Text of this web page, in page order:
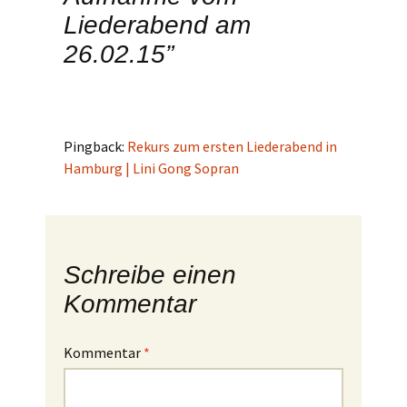
Liederabend am
26.02.15”
Pingback: Rekurs zum ersten Liederabend in
Hamburg | Lini Gong Sopran
Schreibe einen
Kommentar
Kommentar *